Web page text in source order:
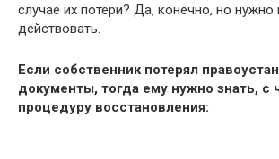
случае их потери? Да, конечно, но нужно
действовать.
Если собственник потерял
документы, тогда ему нужно знать, с
процедуру восстановления: